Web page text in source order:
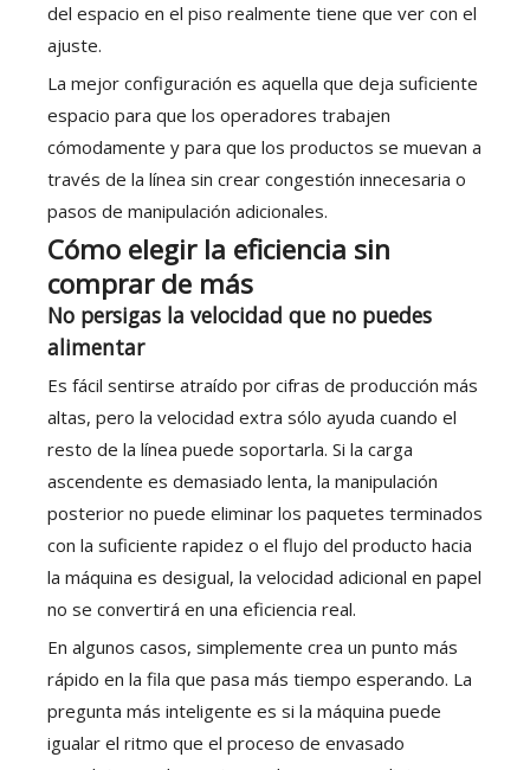
del espacio en el piso realmente tiene que ver con el
ajuste.
La mejor configuración es aquella que deja suficiente
espacio para que los operadores trabajen
cómodamente y para que los productos se muevan a
través de la línea sin crear congestión innecesaria o
pasos de manipulación adicionales.
Cómo elegir la eficiencia sin
comprar de más
No persigas la velocidad que no puedes
alimentar
Es fácil sentirse atraído por cifras de producción más
altas, pero la velocidad extra sólo ayuda cuando el
resto de la línea puede soportarla. Si la carga
ascendente es demasiado lenta, la manipulación
posterior no puede eliminar los paquetes terminados
con la suficiente rapidez o el flujo del producto hacia
la máquina es desigual, la velocidad adicional en papel
no se convertirá en una eficiencia real.
En algunos casos, simplemente crea un punto más
rápido en la fila que pasa más tiempo esperando. La
pregunta más inteligente es si la máquina puede
igualar el ritmo que el proceso de envasado